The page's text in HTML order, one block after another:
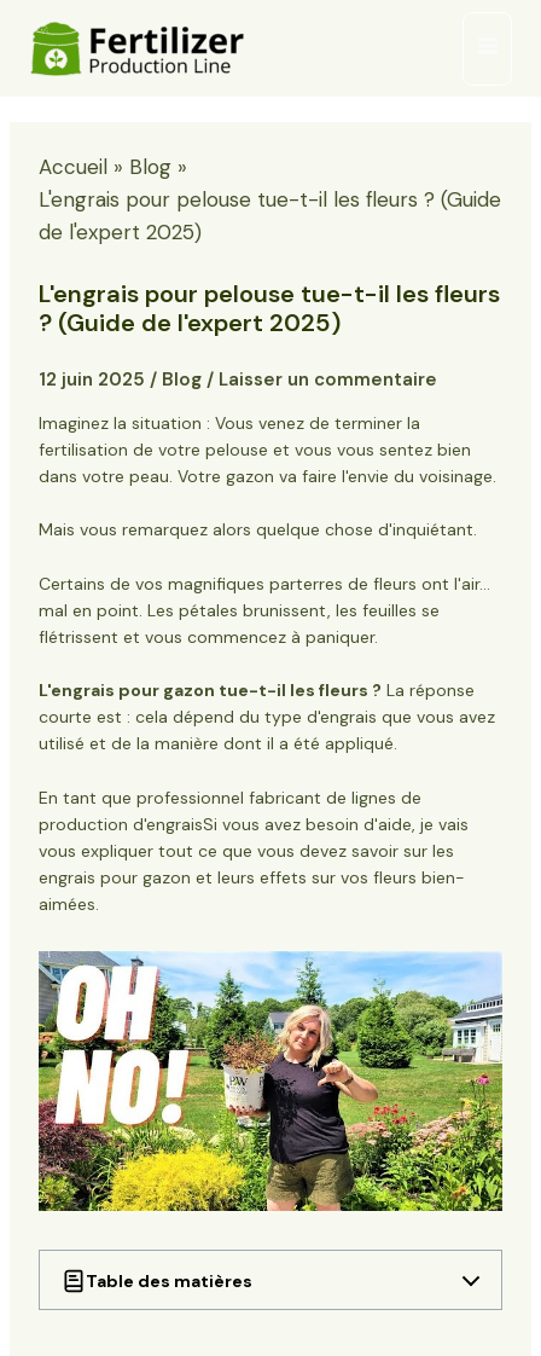
content
Accueil
Blog
L'engrais pour pelouse tue-t-il les fleurs ? (Guide
de l'expert 2025)
L'engrais pour pelouse tue-t-il les fleurs
? (Guide de l'expert 2025)
12 juin 2025 / Blog/ Laisser un commentaire
Imaginez la situation : Vous venez de terminer la
fertilisation de votre pelouse et vous vous sentez bien
dans votre peau. Votre gazon va faire l'envie du voisinage.
Mais vous remarquez alors quelque chose d'inquiétant.
Certains de vos magnifiques parterres de fleurs ont l'air...
mal en point. Les pétales brunissent, les feuilles se
flétrissent et vous commencez à paniquer.
L'engrais pour gazon tue-t-il les fleurs ? La réponse
courte est : cela dépend du type d'engrais que vous avez
utilisé et de la manière dont il a été appliqué.
En tant que professionnel fabricant de lignes de
production d'engraisSi vous avez besoin d'aide, je vais
vous expliquer tout ce que vous devez savoir sur les
engrais pour gazon et leurs effets sur vos fleurs bien-
aimées.
Table des matières